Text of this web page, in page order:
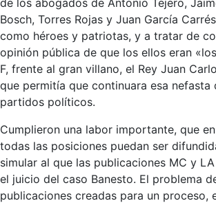
Bosch, Torres Rojas y Juan García
como héroes y patriotas, y a tratar de
opinión pública de que los ellos eran
F, frente al gran villano, el Rey Juan
que permitía que continuara esa nefasta
partidos políticos.
Cumplieron una labor importante, que
todas las posiciones puedan ser
simular al que las publicaciones MC y
el juicio del caso Banesto. El problema
publicaciones creadas para un proceso,